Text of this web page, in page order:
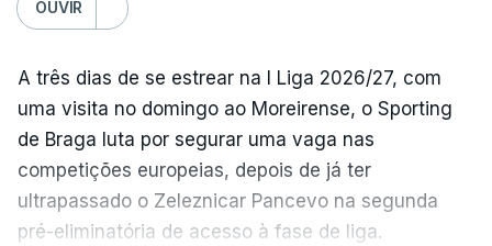
OUVIR
A três dias de se estrear na I Liga 2026/27, com
uma visita no domingo ao Moreirense, o Sporting
de Braga luta por segurar uma vaga nas
competições europeias, depois de já ter
ultrapassado o Zeleznicar Pancevo na segunda
pré-eliminatória de acesso à fase de liga.